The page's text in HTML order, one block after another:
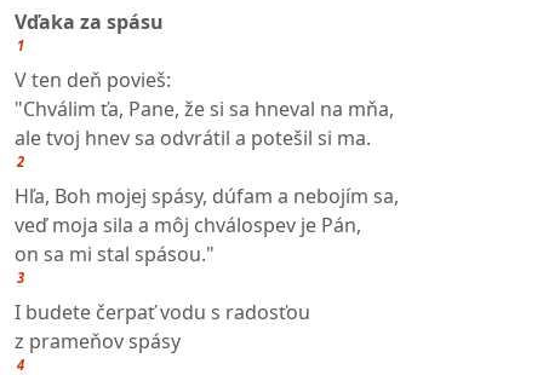
Vďaka za spásu
1
V ten deň povieš:
"Chválim ťa, Pane, že si sa hneval na mňa,
ale tvoj hnev sa odvrátil a potešil si ma.
2
Hľa, Boh mojej spásy, dúfam a nebojím sa,
veď moja sila a môj chválospev je Pán,
on sa mi stal spásou."
3
I budete čerpať vodu s radosťou
z prameňov spásy
4